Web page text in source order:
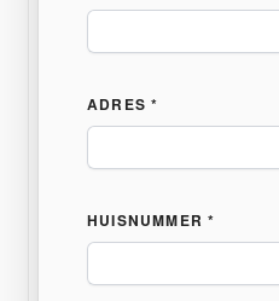
ADRES *
HUISNUMMER *